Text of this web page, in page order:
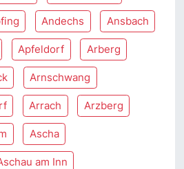
Andechs Ansbach
Apfeldorf Arberg
Arnschwang
Arrach Arzberg
Ascha
am Inn